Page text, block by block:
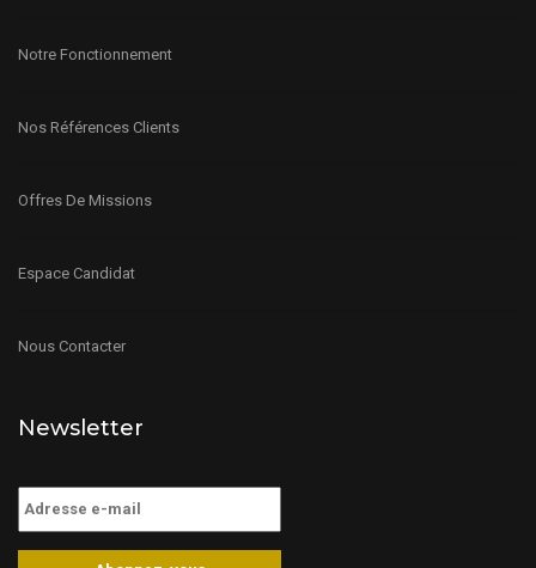
Notre Fonctionnement
Nos Références Clients
Offres De Missions
Espace Candidat
Nous Contacter
Newsletter